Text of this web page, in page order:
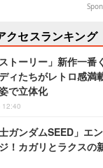
クセスランキング
ストーリー」新作一番
ィたちがレトロ感満
で立体化
12:40
ガンダムSEED」エ
！カガリとラクスの